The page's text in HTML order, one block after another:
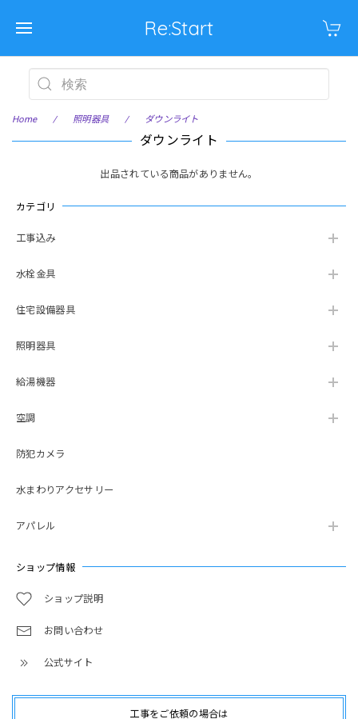
Re:Start
カテゴリ
工事込み
水栓金具
住宅設備器具
照明器具
給湯機器
空調
防犯カメラ
水まわりアクセサリー
アパレル
ショップ情報
ショップ説明
お問い合わせ
公式サイト
工事をご依頼の場合は
Home 照明器具 ダウンライト
ダウンライト
出品されている商品がありません。